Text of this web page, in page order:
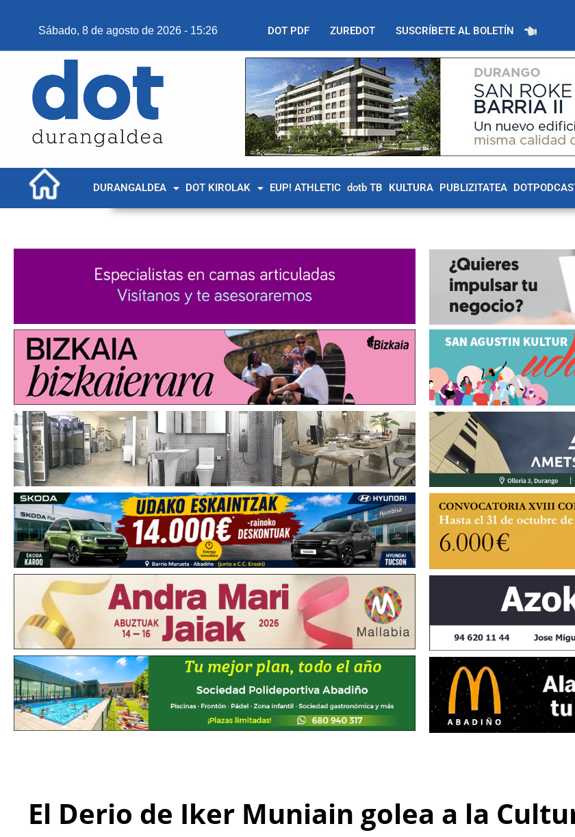
Sábado, 8 de agosto de 2026 - 15:26 DOT PDF ZUREDOT SUSCRÍBETE AL BOLETÍN
DURANGALDEA DOT KIROLAK EUP! ATHLETIC dotb TB KULTURA PUBLIZITATEA
El Derio de Iker Muniain golea a la